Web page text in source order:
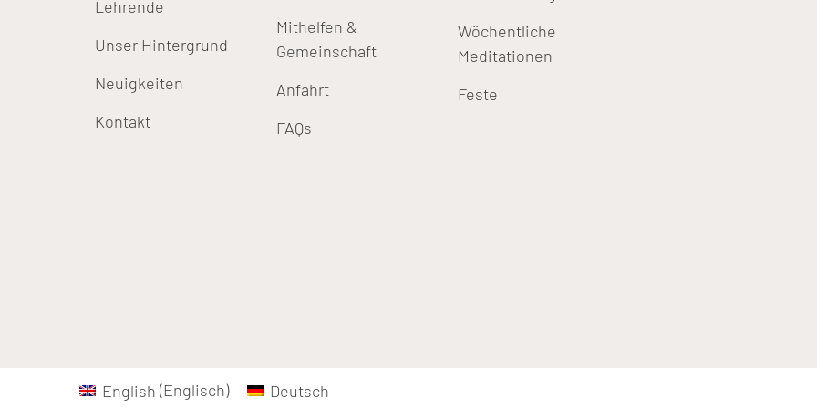
Lehrende
Unser Hintergrund
Neuigkeiten
Kontakt
Mithelfen &
Gemeinschaft
Anfahrt
FAQs
Wöchentliche
Meditationen
Feste
English (Englisch) Deutsch